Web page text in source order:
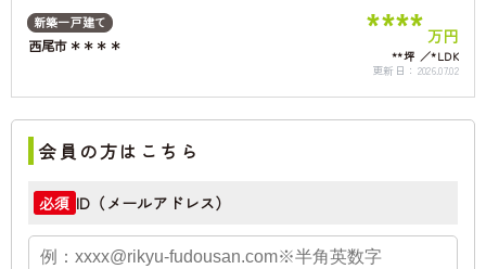
新築一戸建て
西尾市＊＊＊＊ **** 万円
**坪
*LDK
更新日： 2026.07.02
会員の方はこちら
必須 ID（メールアドレス）